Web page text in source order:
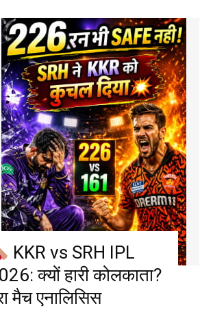
KKR vs SRH IPL
क्यों हारी कोलकाता?
मैच एनालिसिस